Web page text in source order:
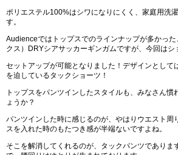
ポリエステル100%はシワになりにくく、家庭用洗
す。
Audienceではトップスでのラインナップが多かった
クス）DRYシアサッカーギンガムですが、今回はシ
セットアップが可能となりました！デザインとして
を迫しているタックショーツ！
トップスをパンツインしたスタイルも、みなさん慣
ょうか？
パンツインした時に感じるのが、やはりウエスト周
スを入れた時のもたつき感が半端ないですよね。
そこを解消してくれるのが、タックパンツでありま